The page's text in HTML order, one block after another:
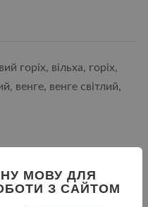
горіх, вільха, горіх,
венге, венге світлий,
МОВУ ДЛЯ
З САЙТОМ